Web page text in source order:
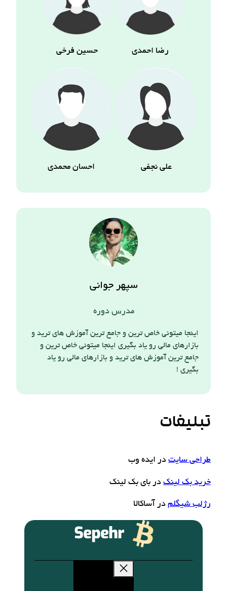
رضا احمدی حسین فرخی
علی نجفی احسان محمدی
سپهر جوانی
مدرس دوره
اینجا میتونی خاص ترین و جامع ترین آموزش های ترید و
بازارهای مالی رو یاد بگیری اینجا میتونی خاص ترین و
جامع ترین آموزش های ترید و بازارهای مالی رو یاد
بگیری !
تبلیغات
طراحی سایت در ایده وب
خرید بک لینک در بای بک لینک
رژلب شیگلم در آساکالا